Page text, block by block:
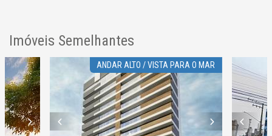
Imóveis Semelhantes
ANDAR ALTO / VISTA PARA O MAR